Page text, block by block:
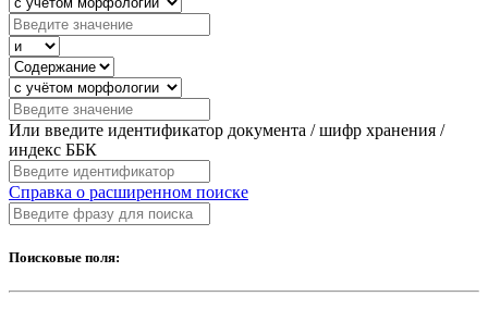
Или введите идентификатор документа / шифр хранения /
индекс ББК
Справка о расширенном поиске
Поисковые поля: